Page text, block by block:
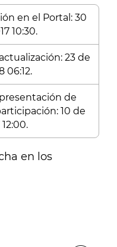
en el Portal: 30
10:30.
23 de
06:12.
de
10 de
en los